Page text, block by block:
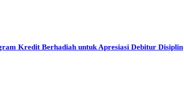
Kredit Berhadiah untuk Apresiasi Debitur Disiplin